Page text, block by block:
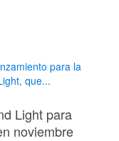
para la
que...
Light para
noviembre